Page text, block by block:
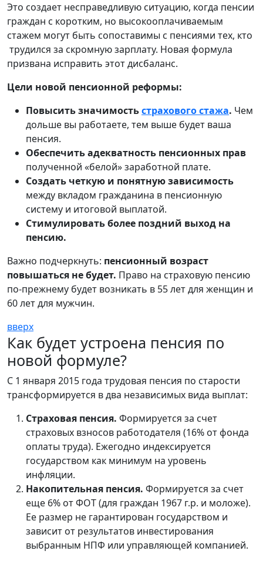
Это создает несправедливую ситуацию, когда пенсии
граждан с коротким, но высокооплачиваемым
стажем могут быть сопоставимы с пенсиями тех, кто
трудился за скромную зарплату. Новая формула
призвана исправить этот дисбаланс.
Цели новой пенсионной реформы:
Повысить значимостьстрахового стажа. Чем
дольше вы работаете, тем выше будет ваша
пенсия.
Обеспечить адекватность пенсионных прав
полученной «белой» заработной плате.
Создать четкую и понятную зависимость
между вкладом гражданина в пенсионную
систему и итоговой выплатой.
Стимулировать более поздний выход на
пенсию.
Важно подчеркнуть: пенсионный возраст
повышаться не будет. Право на страховую пенсию
по-прежнему будет возникать в 55 лет для женщин и
60 лет для мужчин.
вверх
Как будет устроена пенсия по
новой формуле?
С 1 января 2015 года трудовая пенсия по старости
трансформируется в два независимых вида выплат:
Страховая пенсия. Формируется за счет
страховых взносов работодателя (16% от фонда
оплаты труда). Ежегодно индексируется
государством как минимум на уровень
инфляции.
Накопительная пенсия. Формируется за счет
еще 6% от ФОТ (для граждан 1967 г.р. и моложе).
Ее размер не гарантирован государством и
зависит от результатов инвестирования
выбранным НПФ или управляющей компанией.